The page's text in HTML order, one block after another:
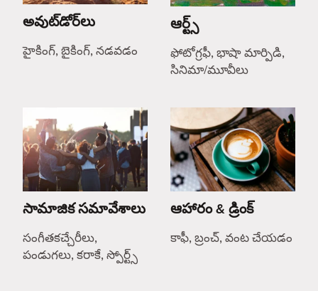
అవుట్‌డోర్‌లు
హైకింగ్, బైకింగ్, నడవడం
ఆర్ట్స్
ఫోటోగ్రఫీ, భాషా మార్పిడి,
సినిమా/మూవీలు
సామాజిక సమావేశాలు
సంగీతకచ్చేరీలు,
పండుగలు, కరాకే, స్పోర్ట్స్
ఆహారం & డ్రింక్
కాఫీ, బ్రంచ్, వంట చేయడం